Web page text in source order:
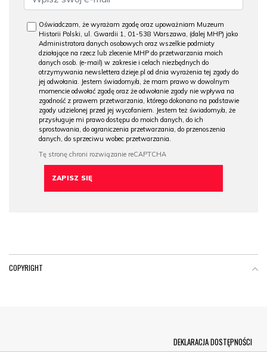
Oświadczam, że wyrażam zgodę oraz upoważniam Muzeum
Historii Polski, ul. Gwardii 1, 01-538 Warszawa, (dalej MHP) jako
Administratora danych osobowych oraz wszelkie podmioty
działające na rzecz lub zlecenie MHP do przetwarzania moich
danych osob. (e-mail) w zakresie i celach niezbędnych do
otrzymywania newslettera dzieje.pl od dnia wyrażenia tej zgody do
jej odwołania. Jestem świadomy/a, że mam prawo w dowolnym
momencie odwołać zgodę oraz że odwołanie zgody nie wpływa na
zgodność z prawem przetwarzania, którego dokonano na podstawie
zgody udzielonej przed jej wycofaniem. Jestem też świadomy/a, że
przysługuje mi prawo dostępu do moich danych, do ich
sprostowania, do ograniczenia przetwarzania, do przenoszenia
danych, do sprzeciwu wobec przetwarzania.
COPYRIGHT
DEKLARACJA DOSTĘPNOŚCI